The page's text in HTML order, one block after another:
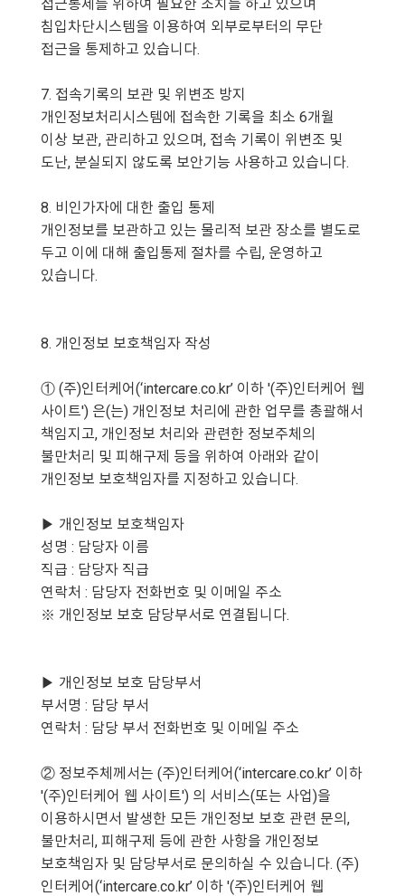
접근통제를 위하여 필요한 조치를 하고 있으며
침입차단시스템을 이용하여 외부로부터의 무단
접근을 통제하고 있습니다.
7. 접속기록의 보관 및 위변조 방지
개인정보처리시스템에 접속한 기록을 최소 6개월
이상 보관, 관리하고 있으며, 접속 기록이 위변조 및
도난, 분실되지 않도록 보안기능 사용하고 있습니다.
8. 비인가자에 대한 출입 통제
개인정보를 보관하고 있는 물리적 보관 장소를 별도로
두고 이에 대해 출입통제 절차를 수립, 운영하고
있습니다.
8. 개인정보 보호책임자 작성
① (주)인터케어(‘intercare.co.kr’ 이하 '(주)인터케어 웹
사이트') 은(는) 개인정보 처리에 관한 업무를 총괄해서
책임지고, 개인정보 처리와 관련한 정보주체의
불만처리 및 피해구제 등을 위하여 아래와 같이
개인정보 보호책임자를 지정하고 있습니다.
▶ 개인정보 보호책임자
성명 : 담당자 이름
직급 : 담당자 직급
연락처 : 담당자 전화번호 및 이메일 주소
※ 개인정보 보호 담당부서로 연결됩니다.
▶ 개인정보 보호 담당부서
부서명 : 담당 부서
연락처 : 담당 부서 전화번호 및 이메일 주소
② 정보주체께서는 (주)인터케어(‘intercare.co.kr’ 이하
'(주)인터케어 웹 사이트') 의 서비스(또는 사업)을
이용하시면서 발생한 모든 개인정보 보호 관련 문의,
불만처리, 피해구제 등에 관한 사항을 개인정보
보호책임자 및 담당부서로 문의하실 수 있습니다. (주)
인터케어(‘intercare.co.kr’ 이하 '(주)인터케어 웹